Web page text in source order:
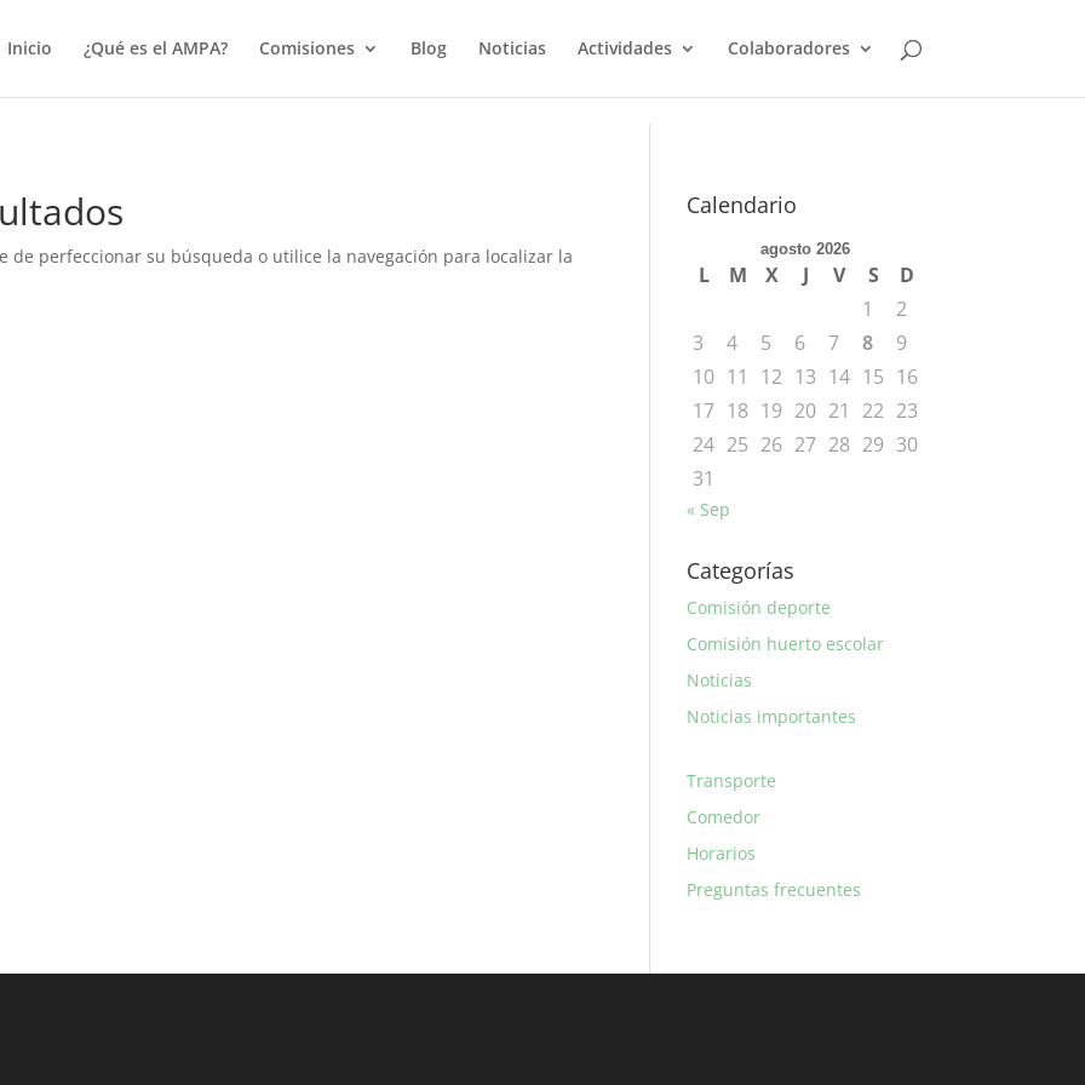
Inicio
¿Qué es el AMPA? Comisiones Blog Noticias Actividades Colaboradores
de perfeccionar su búsqueda o utilice la navegación para localizar la
Calendario
agosto 2026
L M X J V S
D
1
2
3
4 5 6 7 8
9
10 11 12 13 14 15 16
17 18 19 20 21 22 23
24 25 26 27 28 29 30
31
« Sep
Categorías
Comisión deporte
Comisión huerto escolar
Noticias
Noticias importantes
Transporte
Comedor
Horarios
Preguntas frecuentes